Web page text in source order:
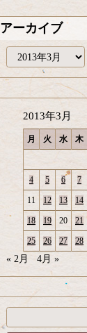
アーカイブ
ー
カ
イ
2013年3月
月 火 水 木
4 5 6 7
11 12 13 14
18 19 20 21
25 26 27 28
« 2月 4月 »